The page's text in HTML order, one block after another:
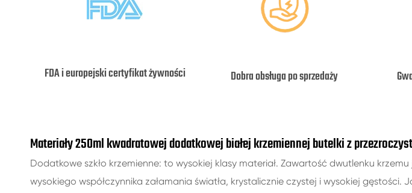
FDA i europejski certyfikat żywności Dobra obsługa po sprzedaży
Materiały 250ml kwadratowej dodatkowej białej krzemiennej butelki z
Dodatkowe szkło krzemienne: to wysokiej klasy materiał. Zawartość dwutlenku
wysokiego współczynnika załamania światła, krystalicznie czystej i wysokiej gęstości.